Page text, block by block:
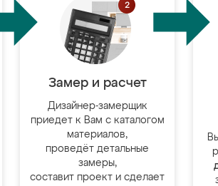
Замер и расчет
Дизайнер-замерщик
приедет к Вам с каталогом
материалов,
проведёт детальные
замеры,
составит проект и сделает